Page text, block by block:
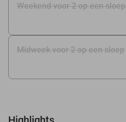
Weekend voor 2 op een sloep
Midweek voor 2 op een sloep